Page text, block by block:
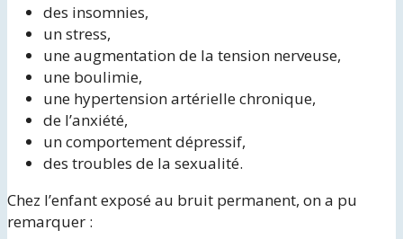
des insomnies,
un stress,
une augmentation de la tension nerveuse,
une boulimie,
une hypertension artérielle chronique,
de l’anxiété,
un comportement dépressif,
des troubles de la sexualité.
Chez l’enfant exposé au bruit permanent, on a pu
remarquer :